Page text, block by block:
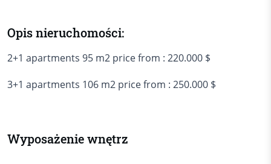
Opis nieruchomości:
2+1 apartments 95 m2 price from : 220.000 $
3+1 apartments 106 m2 price from : 250.000 $
Wyposażenie wnętrz